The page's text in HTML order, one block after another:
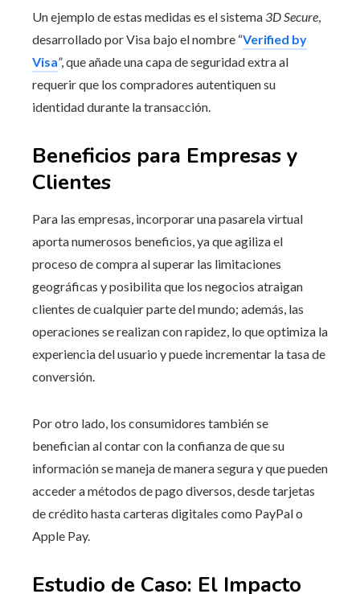
Un ejemplo de estas medidas es el sistema 3D Secure,
desarrollado por Visa bajo el nombre “Verified by
Visa”, que añade una capa de seguridad extra al
requerir que los compradores autentiquen su
identidad durante la transacción.
Beneficios para Empresas y
Clientes
Para las empresas, incorporar una pasarela virtual
aporta numerosos beneficios, ya que agiliza el
proceso de compra al superar las limitaciones
geográficas y posibilita que los negocios atraigan
clientes de cualquier parte del mundo; además, las
operaciones se realizan con rapidez, lo que optimiza la
experiencia del usuario y puede incrementar la tasa de
conversión.
Por otro lado, los consumidores también se
benefician al contar con la confianza de que su
información se maneja de manera segura y que pueden
acceder a métodos de pago diversos, desde tarjetas
de crédito hasta carteras digitales como PayPal o
Apple Pay.
Estudio de Caso: El Impacto